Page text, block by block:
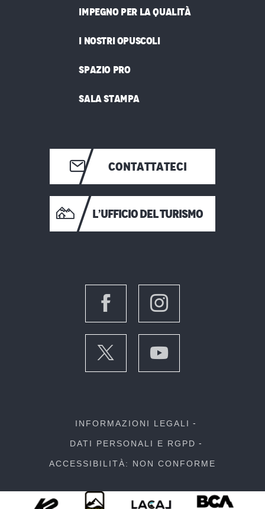
IMPEGNO PER LA QUALITÀ
I NOSTRI OPUSCOLI
SPAZIO PRO
SALA STAMPA
CONTATTATECI
L’UFFICIO DEL TURISMO
INFORMAZIONI LEGALI
DATI PERSONALI E RGPD
ACCESSIBILITÀ: NON CONFORME